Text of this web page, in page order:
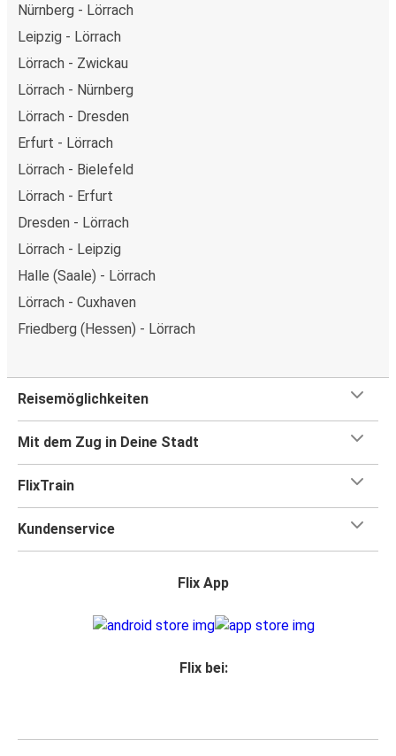
Nürnberg - Lörrach
Leipzig - Lörrach
Lörrach - Zwickau
Lörrach - Nürnberg
Lörrach - Dresden
Erfurt - Lörrach
Lörrach - Bielefeld
Lörrach - Erfurt
Dresden - Lörrach
Lörrach - Leipzig
Halle (Saale) - Lörrach
Lörrach - Cuxhaven
Friedberg (Hessen) - Lörrach
Reisemöglichkeiten
Mit dem Zug in Deine Stadt
FlixTrain
Kundenservice
Flix App
Flix bei: